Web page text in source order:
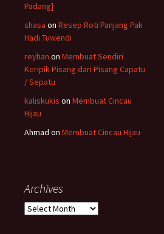
Padang]
shasa on Resep Roti Panjang Pak
Hadi Tuwendi
reyhan on Membuat Sendiri
Keripik Pisang dari Pisang Capatu
/ Sepatu
kaliskukis on Membuat Cincau
Hijau
Ahmad on Membuat Cincau Hijau
Archives
Archives